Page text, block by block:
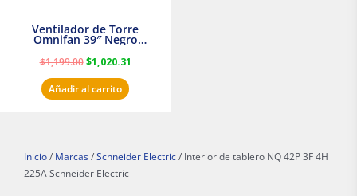
Ventilador de Torre
Omnifan 39″ Negro
$1,199.00 $1,020.31
Añadir al carrito
Inicio / Marcas / Schneider Electric / Interior de tablero NQ 42P 3F 4H
225A Schneider Electric